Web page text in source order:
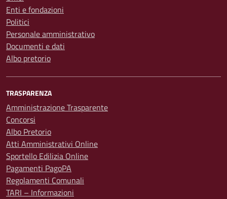
Enti e fondazioni
Politici
Personale amministrativo
Documenti e dati
Albo pretorio
TRASPARENZA
Amministrazione Trasparente
Concorsi
Albo Pretorio
Atti Amministrativi Online
Sportello Edilizia Online
Pagamenti PagoPA
Regolamenti Comunali
TARI – Informazioni